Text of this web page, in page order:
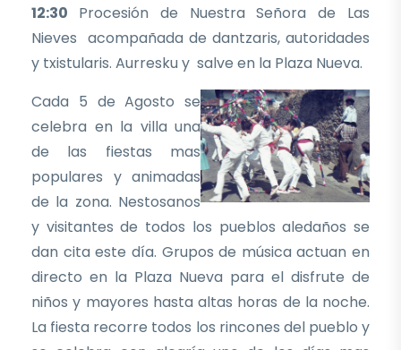
12:30 Procesión de Nuestra Señora de Las
Nieves acompañada de dantzaris, autoridades
y txistularis. Aurresku y salve en la Plaza Nueva.
Cada 5 de Agosto se
celebra en la villa una
de las fiestas mas
populares y animadas
de la zona. Nestosanos
y visitantes de todos los pueblos aledaños se
dan cita este día. Grupos de música actuan en
directo en la Plaza Nueva para el disfrute de
niños y mayores hasta altas horas de la noche.
La fiesta recorre todos los rincones del pueblo y